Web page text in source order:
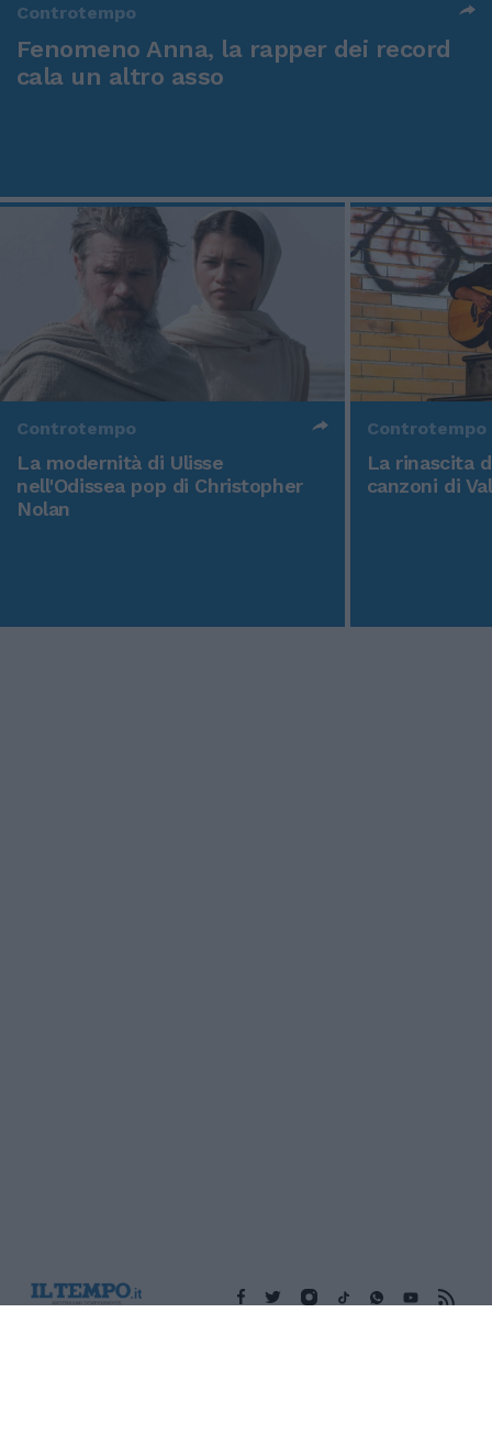
Controtempo
Fenomeno Anna, la rapper dei record
cala un altro asso
Controtempo
La modernità di Ulisse
nell'Odissea pop di Christopher
Nolan
Controtempo
La rinascita
canzoni di